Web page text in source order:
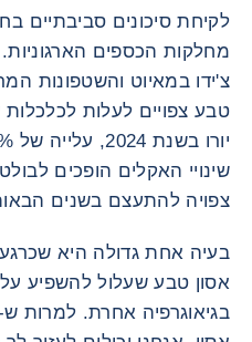
לקיחת סיכונים סביבתיים
מחלקות הכספים
צ'ידו במאיוט והשטפונות
שינויי האקלים הופכים
צפויה להתעצם בשנים
בעיה אחת גדולה היא שכרגע
אסון טבע שעלול להשפיע